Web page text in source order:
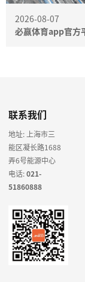
2026-08-07
必赢体育app官方
联系我们
地址: 上海市三
能区凝长路1688
弄6号能源中心
电话:021-
51860888